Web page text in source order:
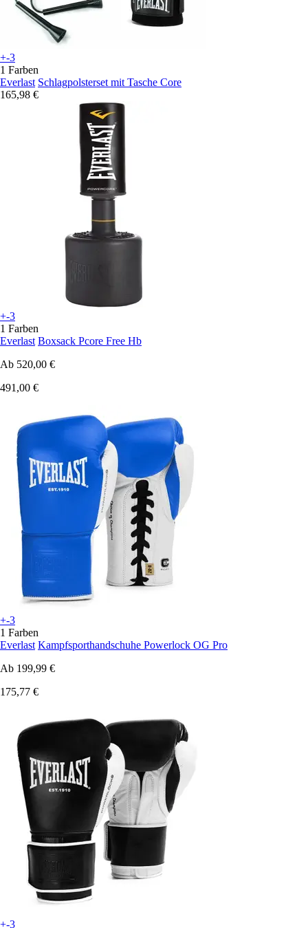
+-3
1 Farben
Everlast Schlagpolsterset mit Tasche Core
165,98 €
+-3
1 Farben
Everlast Boxsack Pcore Free Hb
Ab 520,00 €
491,00 €
+-3
1 Farben
Everlast Kampfsporthandschuhe Powerlock OG Pro
Ab 199,99 €
175,77 €
+-3